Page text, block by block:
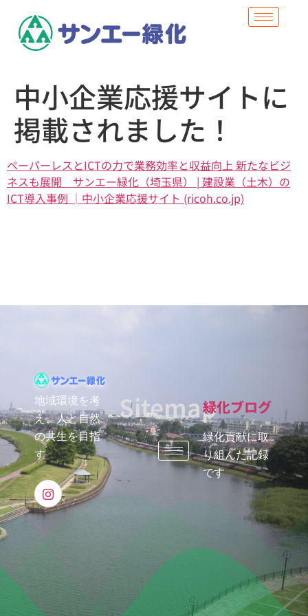
中小企業応援サイトに
掲載されました！
ペーパーレスとICTの力で業務効率と収益向上 新たなビジ
ネスも展開 サンエー緑化（埼玉県） | 建設業（土木）の
ICT導入事例 │中小企業応援サイト (ricoh.co.jp)
地域環境を考
え、人と自然
の共生を目指
す
Sitemap緑化ブログ
緑化貢献に取
り組んだ記録
です